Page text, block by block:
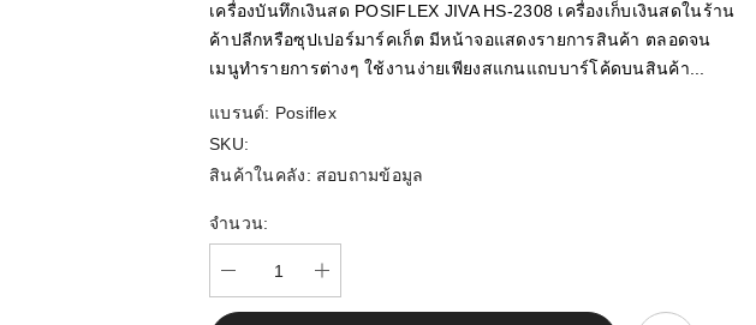
เครื่องบันทึกเงินสด POSIFLEX JIVA HS-2308 เครื่องเก็บเงินสดในร้าน
ค้าปลีกหรือซุปเปอร์มาร์คเก็ต มีหน้าจอแสดงรายการสินค้า ตลอดจน
เมนูทำรายการต่างๆ ใช้งานง่ายเพียงสแกนแถบบาร์โค้ดบนสินค้า...
แบรนด์: Posiflex
SKU:
สินค้าในคลัง: สอบถามข้อมูล
จำนวน: